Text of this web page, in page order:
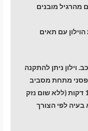
מהרגיל מובנים
עם תאים
וילון ניתן להתקנה
מתחת מסביב
למסגרת החלון. וילונות מותקנים תוך 15 דקות (ללא שום נזק
בעיה לפי הצורך